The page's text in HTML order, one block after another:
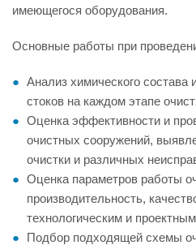
имеющегося оборудования.
Основные работы при
Анализ химического состава
стоков на каждом этапе
Оценка эффективности и
очистных сооружений,
очистки и различных
Оценка параметров работы
производительность,
технологическим и
Подбор подходящей схемы